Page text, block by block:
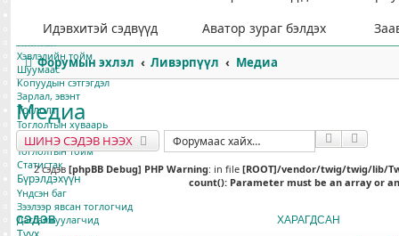
Ярилцлага
Хэвлэлийн тойм
Шуумаас
Копуудын сэтгэгдэл
Зарлал, эвэнт
Тоглолт
Тоглолтын хуваарь
Лигийн хүснэгт
Тоглолтын тойм
Статистак
Бүрэлдэхүүн
Үндсэн баг
Зээлээр явсан тоглогчид
Дасгалжуулагчид
Идэвхитэй сэдвүүд
Аватор зураг бэлдэх
Форумын эхлэл Ливэрпүүл Медиа
Медиа
ШИНЭ СЭДЭВ НЭЭХ Хайлт
2 сэдэв [phpBB Debug] PHP Warning: in file [ROOT]/vendor/twig/twig/lib/
count(): Parameter must be an array or
СЭДЭВ ХАРАГДСАН